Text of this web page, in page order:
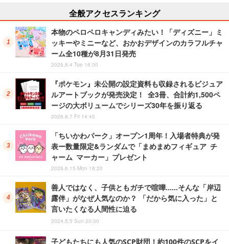
全般アクセスランキング
本物のペロペロキャンディみたい！「ディズニー」ミ
ッキーやミニーなど、おかおデザインのカラフルチャ
ーム全10種が8月31日発売
2026.8.4 Tue 16:00
『ポケモン』未公開の設定資料も収録されるビジュア
ルアートブックが発売決定！ 全3冊、合計約1,500ペ
ージの大ボリュームでシリーズ30年を振り返る
2026.8.7 Fri 14:45
「ちいかわパーク」オープン1周年！入場者特典が発
表ー数量限定&ランダムで「まめまめフィギュア チ
ャーム マーカー」プレゼント
2026.6.15 Mon 18:20
善人ではなく、子供ともガチで喧嘩……そんな「岸辺
露伴」がなぜ人気なのか？ 「だから気に入った」と
言いたくなる人間性に迫る
2024.5.5 Sun 20:30
子どもたちにも人気のSCP財団！約100件のSCPをイ